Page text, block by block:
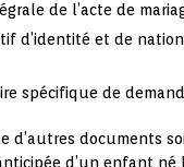
de l’acte de
d’identité et de
spécifique de
d’autres documents
d’un enfant